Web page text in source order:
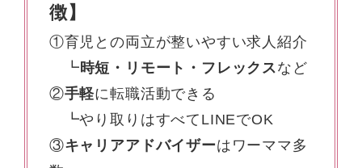
徴】
①育児との両立が整いやすい求人紹介
┗ 時短・リモート・フレックスなど
②手軽に転職活動できる
┗やり取りはすべてLINEでOK
③キャリアアドバイザーはワーママ多